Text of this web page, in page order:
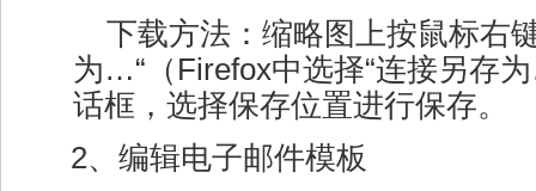
下载方法：缩略图上按鼠标右
为…“（Firefox中选择“连接另存
话框，选择保存位置进行保存。
2、编辑电子邮件模板